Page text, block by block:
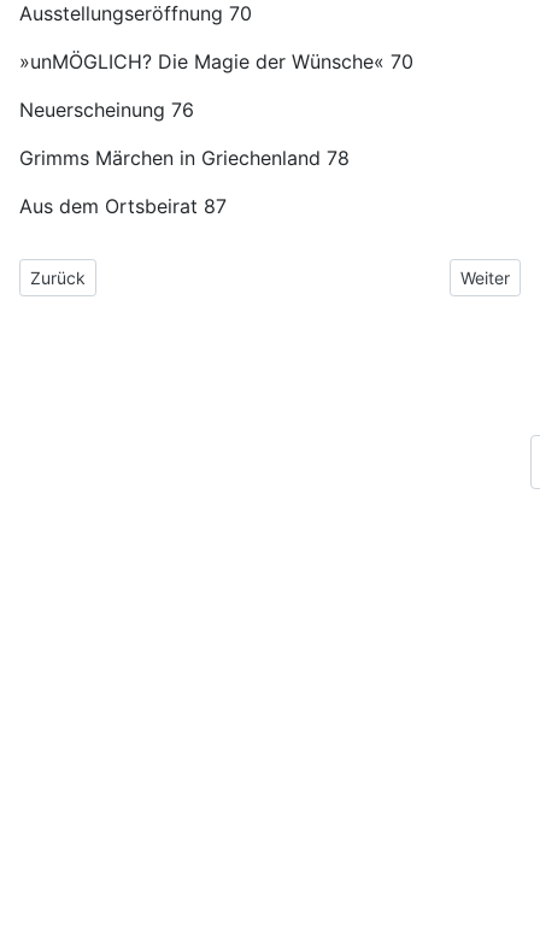
Ausstellungseröffnung 70
»unMÖGLICH? Die Magie der Wünsche« 70
Neuerscheinung 76
Grimms Märchen in Griechenland 78
Aus dem Ortsbeirat 87
Vorheriger Beitrag: Heimatbrief 2023 Nr. 2
Zurück Nächster
Weiter